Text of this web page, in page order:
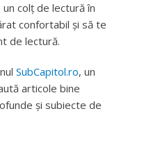
colț de lectură în
confortabil și să te
de lectură.
SubCapitol.ro, un
articole bine
și subiecte de